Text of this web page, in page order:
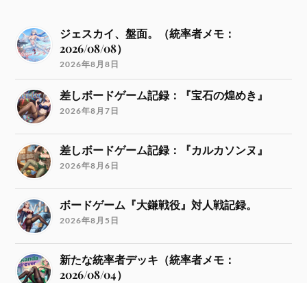
ジェスカイ、盤面。（統率者メモ：
2026/08/08）
2026年8月8日
差しボードゲーム記録：『宝石の煌めき』
2026年8月7日
差しボードゲーム記録：『カルカソンヌ』
2026年8月6日
ボードゲーム『大鎌戦役』対人戦記録。
2026年8月5日
新たな統率者デッキ（統率者メモ：
2026/08/04）